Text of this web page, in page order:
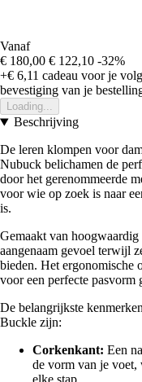
Vanaf
€ 180,00 € 122,10 -32%
+€ 6,11 cadeau voor je
bevestiging van je
Loading...
Beschrijving
De leren klompen voor
Nubuck belichamen de
door het gerenommeerde
voor wie op zoek is naar
is.
Gemaakt van
aangenaam gevoel terwijl
bieden. Het ergonomische
voor een perfecte pasvorm
De belangrijkste
Buckle zijn:
Corkenkant: Een
de vorm van je voet,